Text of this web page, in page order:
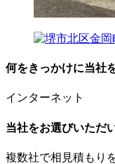
何をきっかけに当社
インターネット
当社をお選びいただ
複数社で相見積もり